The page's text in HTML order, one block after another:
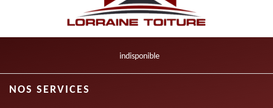
indisponible
NOS SERVICES